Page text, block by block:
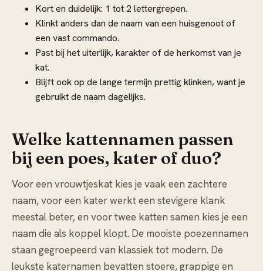
Kort en duidelijk: 1 tot 2 lettergrepen.
Klinkt anders dan de naam van een huisgenoot of
een vast commando.
Past bij het uiterlijk, karakter of de herkomst van je
kat.
Blijft ook op de lange termijn prettig klinken, want je
gebruikt de naam dagelijks.
Welke kattennamen passen
bij een poes, kater of duo?
Voor een vrouwtjeskat kies je vaak een zachtere
naam, voor een kater werkt een stevigere klank
meestal beter, en voor twee katten samen kies je een
naam die als koppel klopt. De mooiste poezennamen
staan gegroepeerd van klassiek tot modern. De
leukste katernamen bevatten stoere, grappige en